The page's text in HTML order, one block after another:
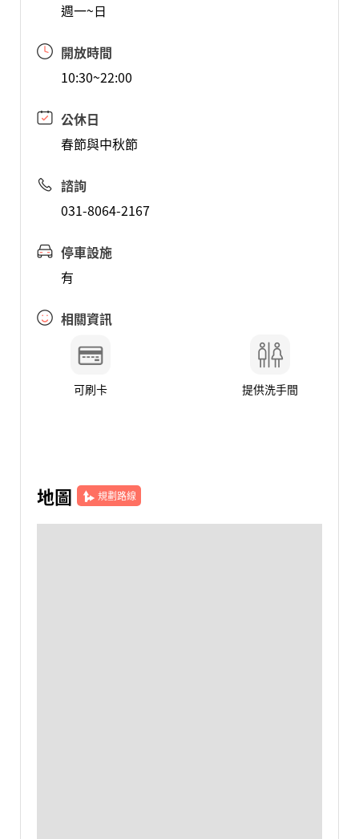
週一~日
開放時間
10:30~22:00
公休日
春節與中秋節
諮詢
031-8064-2167
停車設施
有
相關資訊
可刷卡 提供洗手間
地圖 規劃路線